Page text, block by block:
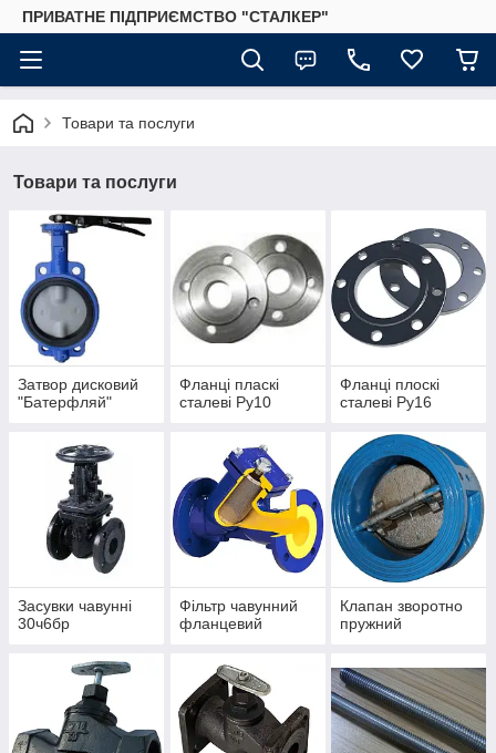
ПРИВАТНЕ ПІДПРИЄМСТВО "СТАЛКЕР"
Товари та послуги
Товари та послуги
Затвор дисковий
"Батерфляй"
Фланці пласкі
сталеві Ру10
Фланці плоскі
сталеві Ру16
Засувки чавунні
30ч6бр
Фільтр чавунний
фланцевий
Клапан зворотно
пружний